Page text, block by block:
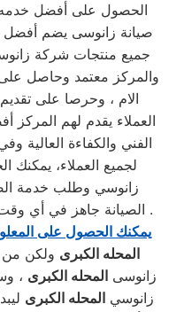
الحصول على أفضل خدمه
صيانة زانوسى يضم أفضل
جميع منتجات شركة
والمركز معتمد وحاصل
الام ، وحرصا على
العملاء يقدم لهم المركز
الفني والكفاءة العالية
لجميع العملاء،
زانوسي وطلب خدمة
الصيانة جاهز في أي وقت 24 ساعة – جميع ايام الاسبوع .
يمكنك الحصول على
المحله الكبرى ولكن من
زانوسىالمحله الكبرى ،
زانوسي المحله الكبرى